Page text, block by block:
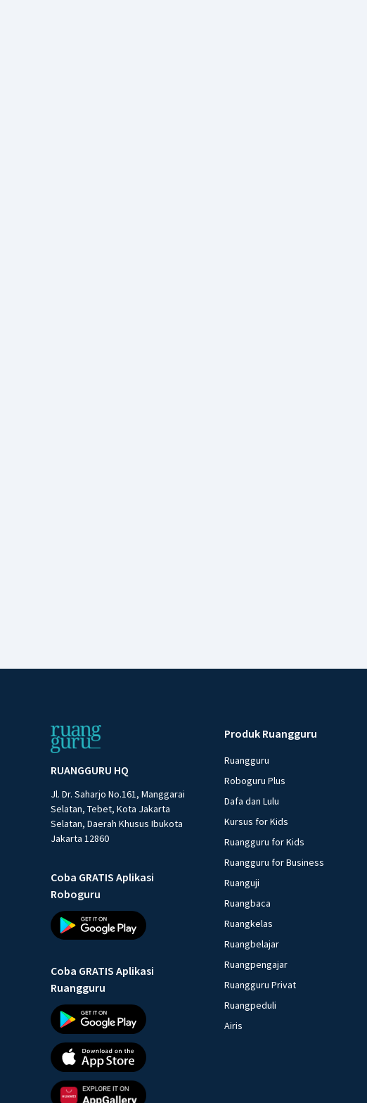
RUANGGURU HQ
Jl. Dr. Saharjo No.161, Manggarai
Selatan, Tebet, Kota Jakarta
Selatan, Daerah Khusus Ibukota
Jakarta 12860
Coba GRATIS Aplikasi
Roboguru
Coba GRATIS Aplikasi
Ruangguru
Produk Ruangguru
Ruangguru
Roboguru Plus
Dafa dan Lulu
Kursus for Kids
Ruangguru for Kids
Ruangguru for Business
Ruanguji
Ruangbaca
Ruangkelas
Ruangbelajar
Ruangpengajar
Ruangguru Privat
Ruangpeduli
Airis